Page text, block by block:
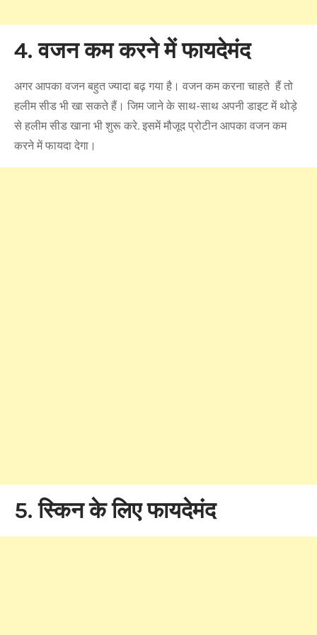
4. वजन कम करने में फायदेमंद
अगर आपका वजन बहुत ज्यादा बढ़ गया है। वजन कम करना चाहते हैं तो
हलीम सीड भी खा सकते हैं। जिम जाने के साथ-साथ अपनी डाइट में थोड़े
से हलीम सीड खाना भी शुरू करे. इसमें मौजूद प्रोटीन आपका वजन कम
करने में फायदा देगा।
5. स्किन के लिए फायदेमंद